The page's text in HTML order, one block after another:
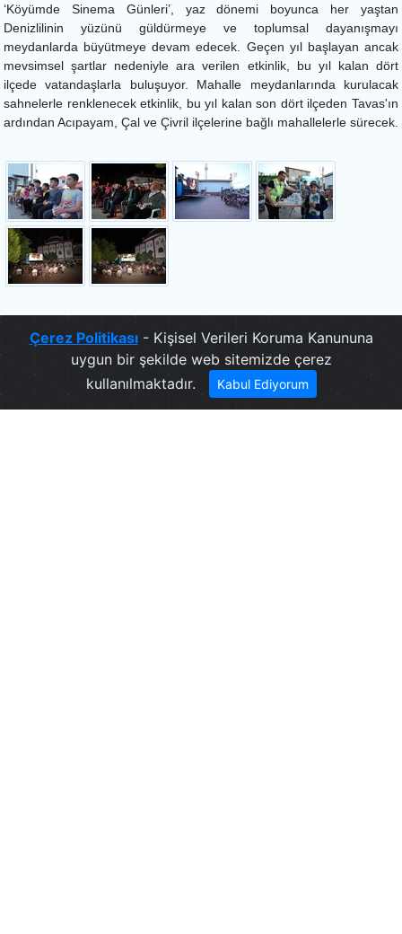
‘Köyümde Sinema Günleri’, yaz dönemi boyunca her yaştan
Denizlilinin yüzünü güldürmeye ve toplumsal dayanışmayı
meydanlarda büyütmeye devam edecek. Geçen yıl başlayan ancak
mevsimsel şartlar nedeniyle ara verilen etkinlik, bu yıl kalan dört
ilçede vatandaşlarla buluşuyor. Mahalle meydanlarında kurulacak
sahnelerle renklenecek etkinlik, bu yıl kalan son dört ilçeden Tavas'ın
ardından Acıpayam, Çal ve Çivril ilçelerine bağlı mahallelerle sürecek.
Çerez Politikası- Kişisel Verileri Koruma Kanununa
uygun bir şekilde web sitemizde çerez
kullanılmaktadır.
Kabul Ediyorum